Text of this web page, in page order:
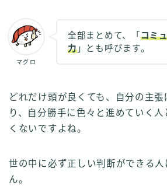
マグロ
全部まとめて、「 コミ
力」とも呼びます。
どれだけ頭が良くても、自分の主
り、自分勝手に色々と進めていく
くないですよね。
世の中に必ず正しい判断ができる
ん。